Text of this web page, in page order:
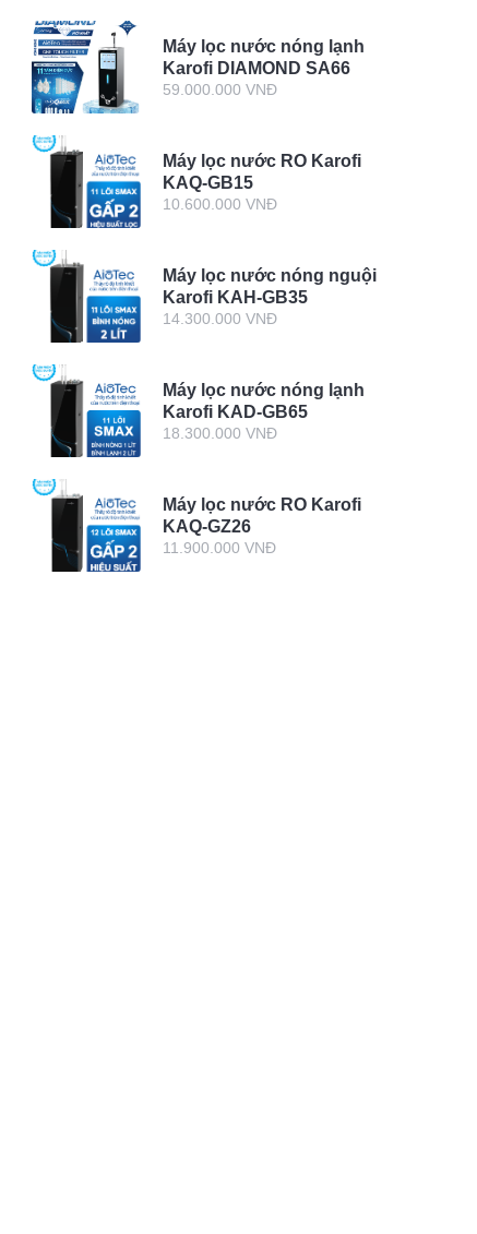
Máy lọc nước nóng lạnh
Karofi DIAMOND SA66
[Demo]
59.000.000 VNĐ
Máy lọc nước RO Karofi
KAQ-GB15
10.600.000 VNĐ
Máy lọc nước nóng nguội
Karofi KAH-GB35
14.300.000 VNĐ
Máy lọc nước nóng lạnh
Karofi KAD-GB65
18.300.000 VNĐ
Máy lọc nước RO Karofi
KAQ-GZ26
11.900.000 VNĐ